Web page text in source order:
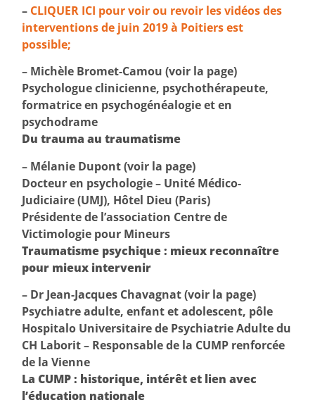
– CLIQUER ICI pour voir ou revoir les vidéos des
interventions de juin 2019 à Poitiers est
possible;
– Michèle Bromet-Camou (voir la page)
Psychologue clinicienne, psychothérapeute,
formatrice en psychogénéalogie et en
psychodrame
Du trauma au traumatisme
– Mélanie Dupont (voir la page)
Docteur en psychologie – Unité Médico-
Judiciaire (UMJ), Hôtel Dieu (Paris)
Présidente de l’association Centre de
Victimologie pour Mineurs
Traumatisme psychique : mieux reconnaître
pour mieux intervenir
– Dr Jean-Jacques Chavagnat (voir la page)
Psychiatre adulte, enfant et adolescent, pôle
Hospitalo Universitaire de Psychiatrie Adulte du
CH Laborit – Responsable de la CUMP renforcée
de la Vienne
La CUMP : historique, intérêt et lien avec
l’éducation nationale